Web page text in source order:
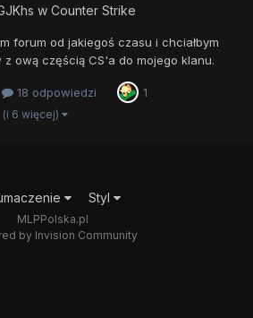
w Counter Strike
forum od jakiegoś czasu i chciałbym
ową częścią CS'a do mojego klanu.
Klan COKKwp powstał już kiedyś pod
i w innej grze. Nazywał się wtedy C...
18 odpowiedzi 1
(i 6 więcej)
Styl
MLPPolska.pl
by Invision Community